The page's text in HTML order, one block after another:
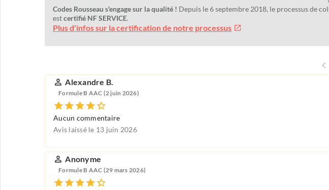
Codes Rousseau s'engage sur la qualité ! Depuis le 6 septembre 2018, le processus de
estcertifié NF SERVICE.
Plus d'infos sur la certification de notre processus
Alexandre B.
Formule B AAC (2 juin 2026)
Aucun commentaire
Avis laissé le 13 juin 2026
Anonyme
Formule B AAC (29 mars 2026)